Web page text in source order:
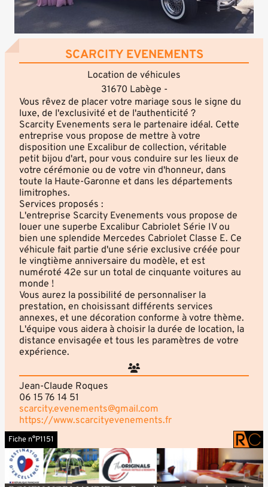
SCARCITY EVENEMENTS
Location de véhicules
31670 Labège -
Vous rêvez de placer votre mariage sous le signe du
luxe, de l'exclusivité et de l'authenticité ?
Scarcity Evenements sera le partenaire idéal. Cette
entreprise vous propose de mettre à votre
disposition une Excalibur de collection, véritable
petit bijou d'art, pour vous conduire sur les lieux de
votre cérémonie ou de votre vin d'honneur, dans
toute la Haute-Garonne et dans les départements
limitrophes.
Services proposés :
L'entreprise Scarcity Evenements vous propose de
louer une superbe Excalibur Cabriolet Série IV ou
bien une splendide Mercedes Cabriolet Classe E. Ce
véhicule fait partie d'une série exclusive créée pour
le vingtième anniversaire du modèle, et est
numéroté 42e sur un total de cinquante voitures au
monde !
Vous aurez la possibilité de personnaliser la
prestation, en choisissant différents services
annexes, et une décoration conforme à votre thème.
L'équipe vous aidera à choisir la durée de location, la
distance envisagée et tous les paramètres de votre
expérience.
Jean-Claude Roques
06 15 76 14 51
scarcity.evenements@gmail.com
https://www.scarcityevenements.fr
Fiche n°P1151